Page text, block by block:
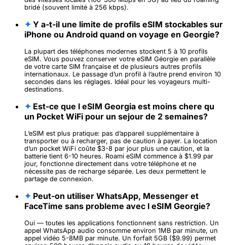
bridé (souvent limité à 256 kbps).
✦ Y a-t-il une limite de profils eSIM stockables sur
iPhone ou Android quand on voyage en Georgie?
La plupart des téléphones modernes stockent 5 à 10 profils
eSIM. Vous pouvez conserver votre eSIM Géorgie en parallèle
de votre carte SIM française et de plusieurs autres profils
internationaux. Le passage d’un profil à l’autre prend environ 10
secondes dans les réglages. Idéal pour les voyageurs multi-
destinations.
✦ Est-ce que l eSIM Georgia est moins chere qu
un Pocket WiFi pour un sejour de 2 semaines?
L’eSIM est plus pratique: pas d’appareil supplémentaire à
transporter ou à recharger, pas de caution à payer. La location
d’un pocket WiFi coûte $3-8 par jour plus une caution, et la
batterie tient 6-10 heures. Roami eSIM commence à $1.99 par
jour, fonctionne directement dans votre téléphone et ne
nécessite pas de recharge séparée. Les deux permettent le
partage de connexion.
✦ Peut-on utiliser WhatsApp, Messenger et
FaceTime sans probleme avec l eSIM Georgie?
Oui — toutes les applications fonctionnent sans restriction. Un
appel WhatsApp audio consomme environ 1MB par minute, un
appel vidéo 5-8MB par minute. Un forfait 5GB ($9.99) permet